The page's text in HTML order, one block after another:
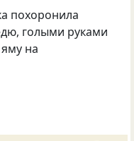
похоронила
голыми руками
на